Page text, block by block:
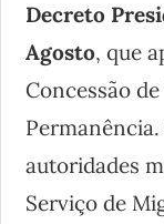
Decreto
Agosto, que
Concessão
autoridades
Serviço de